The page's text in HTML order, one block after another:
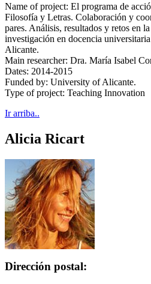
Name of project: El programa de
Filosofía y Letras. Colaboración y
pares. Análisis, resultados y retos en
investigación en docencia
Alicante.
Main researcher: Dra. María Isabel
Dates: 2014-2015
Funded by: University of Alicante.
Type of project: Teaching Innovation
Ir arriba..
Alicia Ricart
Dirección postal: